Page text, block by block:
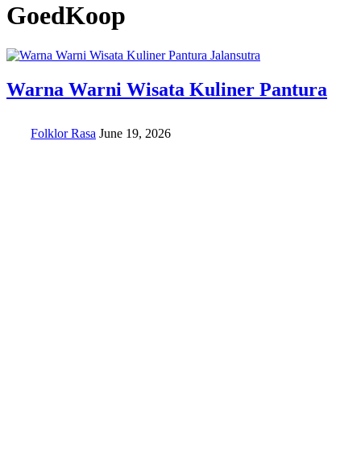
GoedKoop
Jalansutra
Warna Warni Wisata Kuliner Pantura
Folklor Rasa June 19, 2026